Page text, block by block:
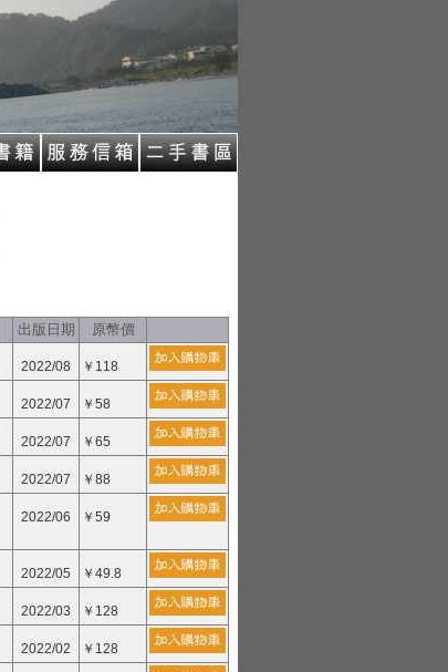
出版日期 原幣價
2022/08 ￥118
2022/07 ￥58
2022/07 ￥65
2022/07 ￥88
2022/06 ￥59
2022/05 ￥49.8
2022/03 ￥128
2022/02 ￥128